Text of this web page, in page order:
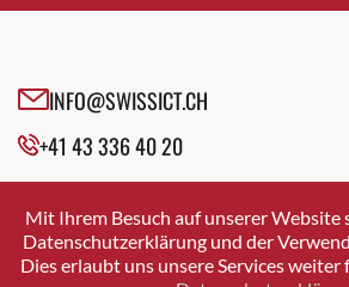
Egg bei Zürich
Ennetbaden
Ennetbürgen
Farnern
Fislisbach
INFO@SWISSICT.CH
+41 43 336 40 20
SWISSICT
VULKANSTRASSE 120
8048 ZURICH
Mit Ihrem Besuch auf unserer Website
Datenschutzerklärung und der
Dies erlaubt uns unsere Services weiter